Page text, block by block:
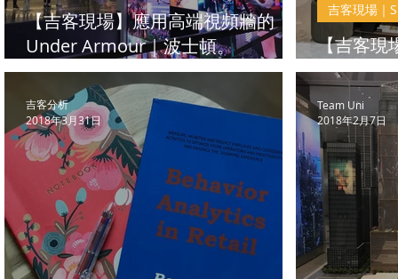
【吉客現場】應用高端視頻牆的
Under Armour｜波士頓。
Prudential Mall
【吉客現
都。九方
吉客現場｜
吉客分析
2018年3月31日
Team Uni
2018年2月7日